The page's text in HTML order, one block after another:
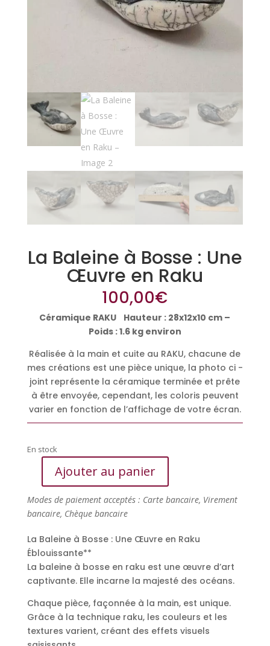
La Baleine à Bosse : Une
Œuvre en Raku
100,00€
Céramique RAKU Hauteur : 28x12x10 cm –
Poids : 1.6 kg environ
Réalisée à la main et cuite au RAKU, chacune de
mes créations est une pièce unique, la photo ci -
joint représente la céramique terminée et prête
à être envoyée, cependant, les coloris peuvent
varier en fonction de l’affichage de votre écran.
En stock
quantité
La
Baleine
à
Bosse
:
Œuvre
en
Raku
Ajouter au panier
Modes de paiement acceptés : Carte bancaire, Virement
bancaire, Chèque bancaire
La Baleine à Bosse : Une Œuvre en Raku
Éblouissante**
La baleine à bosse en raku est une œuvre d’art
captivante. Elle incarne la majesté des océans.
Chaque pièce, façonnée à la main, est unique.
Grâce à la technique raku, les couleurs et les
textures varient, créant des effets visuels